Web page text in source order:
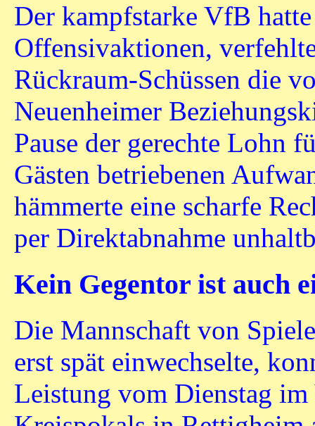
Der kampfstarke VfB
Offensivaktionen,
Rückraum-Schüssen die
Neuenheimer
Pause der gerechte Lohn
Gästen betriebenen
hämmerte eine scharfe
per Direktabnahme
Kein Gegentor ist auch
Die Mannschaft von
erst spät einwechselte,
Leistung vom Dienstag